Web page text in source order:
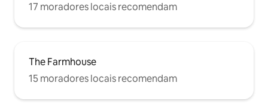
17 moradores locais recomendam
The Farmhouse
15 moradores locais recomendam